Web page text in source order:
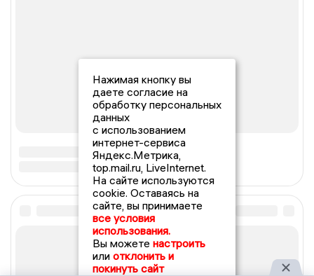
Нажимая кнопку вы
даете согласие на
обработку персональных
данных
с использованием
интернет-сервиса
Яндекс.Метрика,
top.mail.ru, LiveInternet.
На сайте используются
cookie. Оставаясь на
сайте, вы принимаете
все условия
использования.
Вы можете настроить
или отклонить и
покинуть сайт